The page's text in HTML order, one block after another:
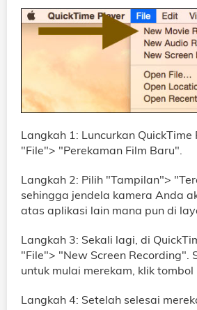
Langkah 1: Luncurkan QuickTime
"File"> "Perekaman Film Baru".
Langkah 2: Pilih "Tampilan">
sehingga jendela kamera Anda
atas aplikasi lain mana pun di
Langkah 3: Sekali lagi, di
"File"> "New Screen Recording".
untuk mulai merekam, klik tombol
Langkah 4: Setelah selesai